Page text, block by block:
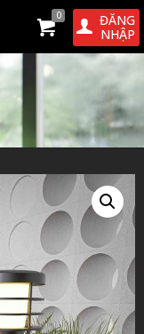
0
ĐĂNG
NHẬP